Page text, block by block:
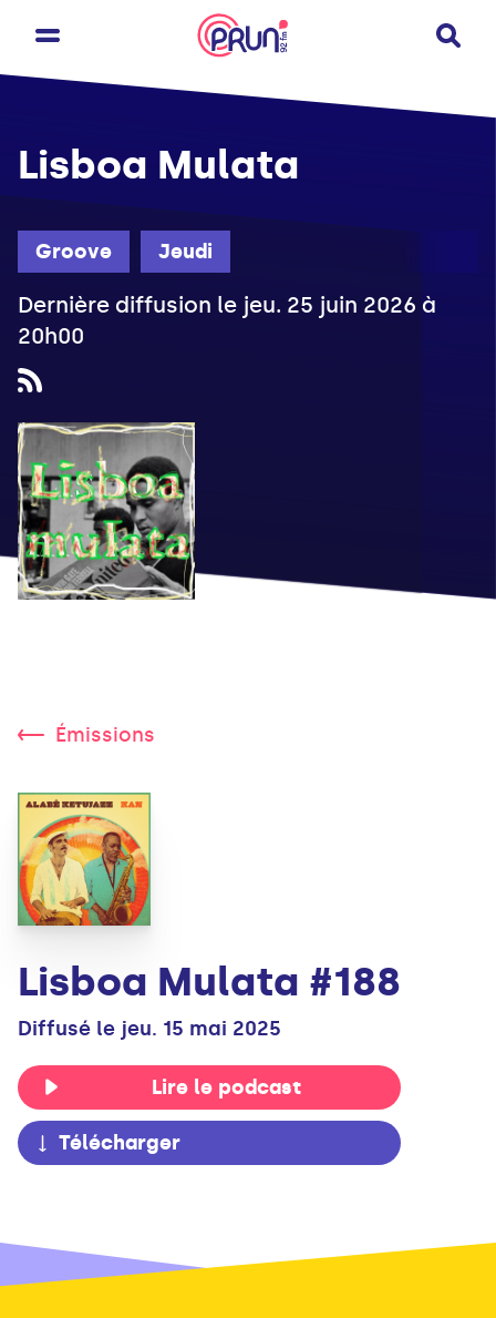
Groove Jeudi
Lisboa Mulata
Dernière diffusion le jeu. 25 juin 2026 à
20h00
Émissions
Lisboa Mulata #188
Diffusé le jeu. 15 mai 2025
Lire le podcast
Télécharger